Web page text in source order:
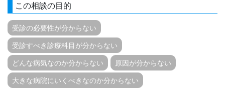
この相談の目的
受診の必要性が分からない
受診すべき診療科目が分からない
どんな病気なのか分からない 原因が分からない
大きな病院にいくべきなのか分からない